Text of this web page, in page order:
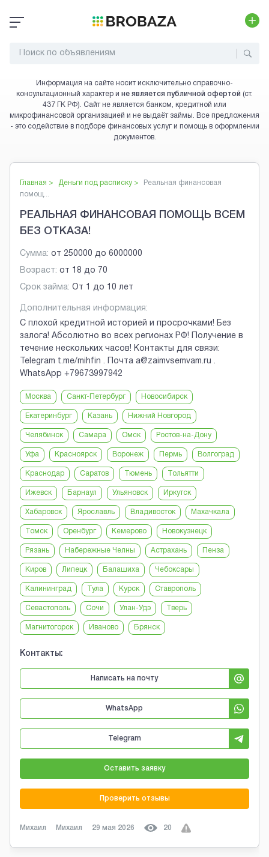
Информация на сайте носит исключительно справочно-
консультационный характер и не является публичной офертой (ст.
437 ГК РФ). Сайт не является банком, кредитной или
микрофинансовой организацией и не выдаёт займы. Все предложения
- это содействие в подборе финансовых услуг и помощь в оформлении
документов.
Главная > Деньги под расписку >
Реальная финансовая
помощ...
РЕАЛЬНАЯ ФИНАНСОВАЯ ПОМОЩЬ ВСЕМ
БЕЗ ОТКАЗА!
Сумма: от 250000 до 6000000
Возраст: от 18 до 70
Срок займа: От 1 до 10 лет
Дополнительная информация:
С плохой кредитной историей и просрочками! Без
залога! Абсолютно во всех регионах РФ! Получение в
течение нескольких часов! Контакты для связи:
Telegram t.me/mihfin . Почта a@zaimvsemvam.ru .
WhatsApp +79673997942
Москва Санкт-Петербург Новосибирск
Екатеринбург Казань Нижний Новгород
Челябинск Самара Омск Ростов-на-Дону
Уфа Красноярск Воронеж Пермь Волгоград
Краснодар Саратов Тюмень Тольятти
Ижевск Барнаул Ульяновск Иркутск
Хабаровск Ярославль Владивосток Махачкала
Томск Оренбург Кемерово Новокузнецк
Рязань Набережные Челны Астрахань Пенза
Киров Липецк Балашиха Чебоксары
Калининград Тула Курск Ставрополь
Севастополь Сочи Улан-Удэ Тверь
Магнитогорск Иваново Брянск
Контакты:
Написать на почту
WhatsApp
Telegram
Оставить заявку
Проверить отзывы
Михаил Михаил 29 мая 2026 20